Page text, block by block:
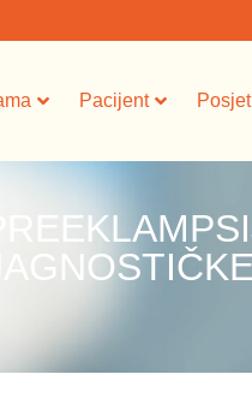
Pacijent